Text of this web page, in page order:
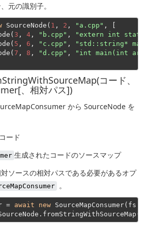
元の識別子。
SourceNode( 1 , 2 , "a.cpp" , [
3 , 4 , "b.cpp" ,
"extern int
5 , 6 , "c.cpp" ,
"std::string*
7 , 8 , "d.cpp" ,
"int main(int
コード、
、相対パス])
から SourceNode を
ード
生成されたコードのソースマップ
ソースの相対パスである必要があるオプ
。
= await new